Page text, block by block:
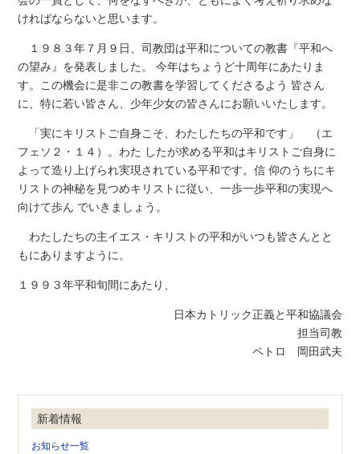
ければならないと思います。
１９８３年７月９日、司教団は平和についての教書『平和へ
の望み』を発表しました。 今年はちょうど十周年にあたりま
す。この機会に是非この教書を学習してくださるよう 皆さん
に、特に若い皆さん、少年少女の皆さんにお願いいたします。
「実にキリストご自身こそ、わたしたちの平和です」 （エ
フェソ２・１４）。わた したが求める平和はキリストご自身に
よって造り上げられ実現されている平和です。信 仰のうちにキ
リストの神秘を見つめキリストに従い、一歩一歩平和の実現へ
向けて歩ん でいきましょう。
わたしたちの主イエス・キリストの平和がいつも皆さんとと
もにありますように。
１９９３年平和旬間にあたり、
日本カトリック正義と平和協議会
担当司教
ペトロ 岡田武夫
新着情報
お知らせ一覧